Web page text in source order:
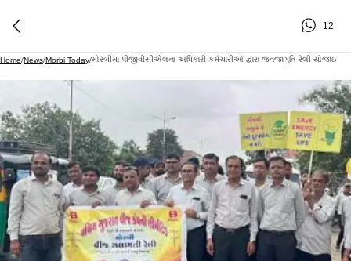
12
Home/News/Morbi Today/મોરબીમાં પીજીવીસીએલના અધિકારી-કર્મચારીઓ દ્વારા જનજાગૃતિ રેલી યોજાઇ